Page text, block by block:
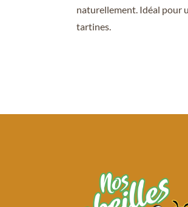
naturellement. Idéal pour
tartines.